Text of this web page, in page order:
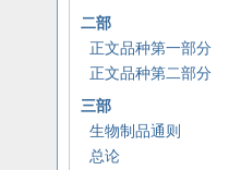
二部
正文品种第一部分
正文品种第二部分
三部
生物制品通则
总论